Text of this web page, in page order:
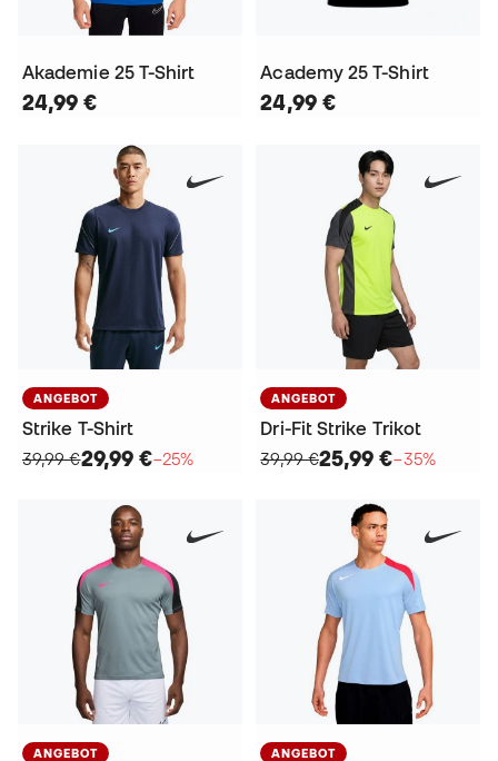
Akademie 25 T-Shirt
24,99 €
Academy 25 T-Shirt
24,99 €
ANGEBOT
Strike T-Shirt
39,99 €29,99 €−25%
ANGEBOT
Dri-Fit Strike Trikot
39,99 €25,99 €−35%
ANGEBOT ANGEBOT